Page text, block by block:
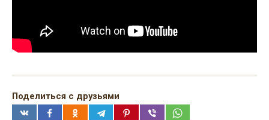
Поделиться с друзьями